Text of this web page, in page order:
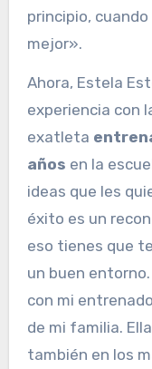
principio,
mejor».
Ahora, Estela
experiencia con
exatleta
años en la
ideas que les
éxito es un
eso tienes que
un buen
con mi
de mi familia.
también en los